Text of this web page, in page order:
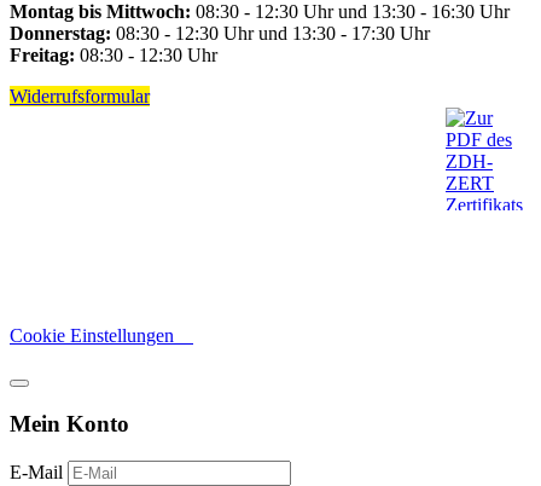
Montag bis Mittwoch: 08:30 - 12:30 Uhr und 13:30 - 16:30 Uhr
Donnerstag: 08:30 - 12:30 Uhr und 13:30 - 17:30 Uhr
Freitag: 08:30 - 12:30 Uhr
Widerrufsformular
Cookie Einstellungen
Mein Konto
E-Mail